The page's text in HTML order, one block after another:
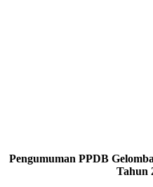
Pengumuman PPDB
Tahun